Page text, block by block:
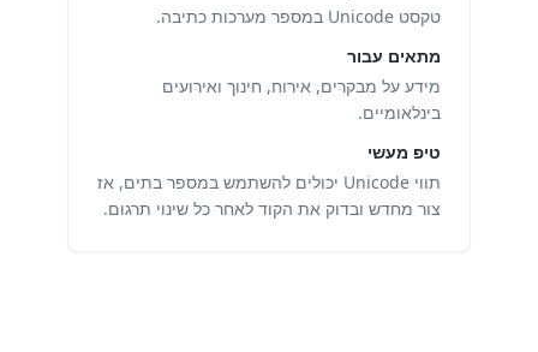
טקסט Unicode במספר מערכות כתיבה.
מתאים עבור
מידע על מבקרים, אירוח, חינוך ואירועים
בינלאומיים.
טיפ מעשי
תווי Unicode יכולים להשתמש במספר בתים, אז
צור מחדש ובדוק את הקוד לאחר כל שינוי תרגום.